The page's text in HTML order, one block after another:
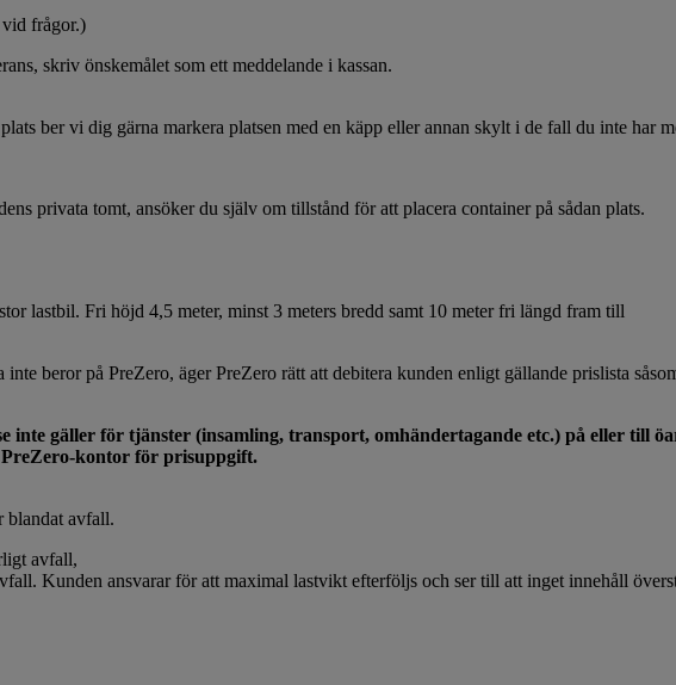
frågor.)
skriv önskemålet som ett meddelande i kassan.
ber vi dig gärna markera platsen med en käpp eller annan skylt i de fall du inte har
privata tomt, ansöker du själv om tillstånd för att placera container på sådan plats.
lastbil. Fri höjd 4,5 meter, minst 3 meters bredd samt 10 meter fri längd fram till
beror på PreZero, äger PreZero rätt att debitera kunden enligt gällande prislista
inte gäller för tjänster (insamling, transport, omhändertagande etc.) på eller
kontor för prisuppgift.
blandat avfall.
avfall,
Kunden ansvarar för att maximal lastvikt efterföljs och ser till att inget innehåll